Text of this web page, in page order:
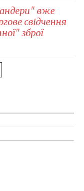
вже
свідчення
зброї